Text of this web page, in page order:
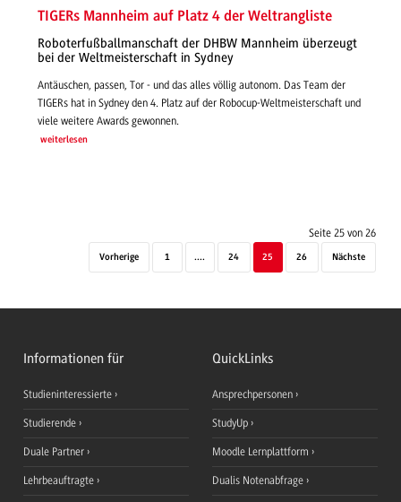
TIGERs Mannheim auf Platz 4 der Weltrangliste
Roboterfußballmanschaft der DHBW Mannheim überzeugt
bei der Weltmeisterschaft in Sydney
Antäuschen, passen, Tor - und das alles völlig autonom. Das Team der
TIGERs hat in Sydney den 4. Platz auf der Robocup-Weltmeisterschaft und
viele weitere Awards gewonnen.
weiterlesen
Seite 25 von 26
Vorherige 1 .... 24 25 26 Nächste
Informationen für
Studieninteressierte
Studierende
Duale Partner
Lehrbeauftragte
QuickLinks
Ansprechpersonen
StudyUp
Moodle Lernplattform
Dualis Notenabfrage